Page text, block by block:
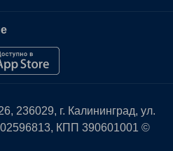
236029, г. Калининград, ул.
, КПП 390601001 ©